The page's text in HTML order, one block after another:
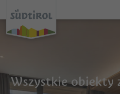
Wszystkie obiekty